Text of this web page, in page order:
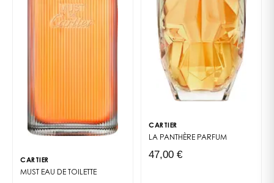
et plus léger que celui de ses prédécesseurs, de façon
à réduire son empreinte carbone. Rivières Insouciance
de Cartier est également présenté dans un
emballage extérieur en carton, dont la matière
première, le bois, est issue de forêts gérées
durablement. Coté contenance, Rivières Insouciance
de Cartier n’existe que dans une seule taille de flacon,
dans un écrin de 100 ml.
CARTIER
MUST EAU DE TOILETTE
CARTIER
LA PANTHÈRE PARFUM
47,00 €